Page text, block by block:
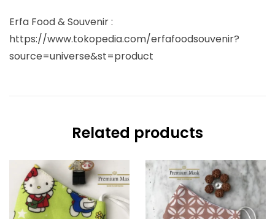
Erfa Food & Souvenir :
https://www.tokopedia.com/erfafoodsouvenir?
source=universe&st=product
Related products